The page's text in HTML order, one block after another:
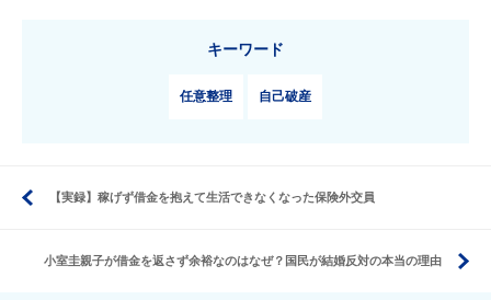
キーワード
任意整理 自己破産
【実録】稼げず借金を抱えて生活できなくなった保険外交員
小室圭親子が借金を返さず余裕なのはなぜ？国民が結婚反対の本当の理由